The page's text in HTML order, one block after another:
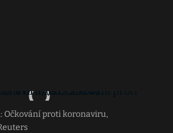
Očkování proti koronaviru,